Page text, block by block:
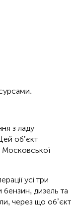
з ладу
об’єкт
усі три
бензин, дизель та
через що об’єкт